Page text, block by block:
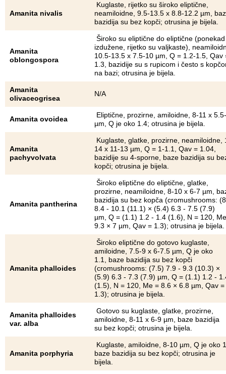
Amanita nivalis
Kuglaste, rijetko su široko eliptične,
neamiloidne, 9.5-13.5 x 8.8-12.2 µm,
bazidija su bez kopči; otrusina je bijela.
Amanita
oblongospora
Široko su eliptične do eliptične
izdužene, rijetko su valjkaste),
10.5-13.5 x 7.5-10 µm, Q = 1.2-1.5, Qav
1.3, bazidije su s rupicom i često s
na bazi; otrusina je bijela.
Amanita
olivaceogrisea
N/A
Amanita ovoidea
Eliptične, prozirne, amiloidne, 8-11 x
µm, Q je oko 1.4; otrusina je bijela.
Amanita
pachyvolvata
Kuglaste, glatke, prozirne, neamiloidne,
14 x 11-13 µm, Q = 1-1.1, Qav = 1.04,
bazidije su 4-sporne, baze bazidija su
kopči; otrusina je bijela.
Amanita pantherina
Široko eliptične do eliptične, glatke,
prozirne, neamiloidne, 8-10 x 6-7 µm,
bazidija su bez kopča (cromushrooms:
8.4 - 10.1 (11.1) × (5.4) 6.3 - 7.5 (7.9)
µm, Q = (1.1) 1.2 - 1.4 (1.6), N = 120,
9.3 × 7 µm, Qav = 1.3); otrusina je bijela.
Amanita phalloides
Široko eliptične do gotovo kuglaste,
amiloidne, 7.5-9 x 6-7.5 µm, Q je oko
1.1, baze bazidija su bez kopči
(cromushrooms: (7.5) 7.9 - 9.3 (10.3) ×
(5.9) 6.3 - 7.3 (7.9) µm, Q = (1.1) 1.2 -
(1.5), N = 120, Me = 8.6 × 6.8 µm, Qav =
1.3); otrusina je bijela.
Amanita phalloides
var. alba
Gotovo su kuglaste, glatke, prozirne,
amiloidne, 8-11 x 6-9 µm, baze bazidija
su bez kopči; otrusina je bijela.
Amanita porphyria
Kuglaste, amiloidne, 8-10 µm, Q je oko
baze bazidija su bez kopči; otrusina je
bijela.